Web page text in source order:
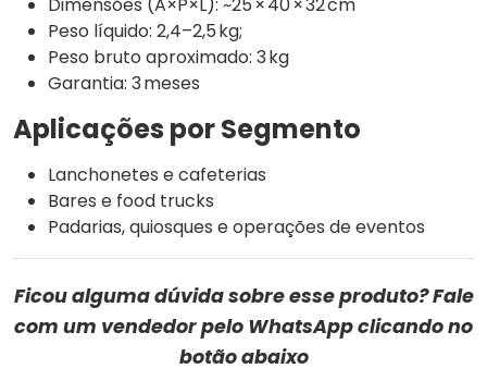
Dimensões (A×P×L): ~25 × 40 × 32 cm
Peso líquido: 2,4–2,5 kg;
Peso bruto aproximado: 3 kg
Garantia: 3 meses
Aplicações por Segmento
Lanchonetes e cafeterias
Bares e food trucks
Padarias, quiosques e operações de eventos
Ficou alguma dúvida sobre esse produto? Fale
com um vendedor pelo WhatsApp clicando no
botão abaixo